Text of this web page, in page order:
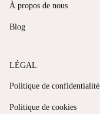
À propos de nous
Blog
LÉGAL
Politique de confidentialité
Politique de cookies